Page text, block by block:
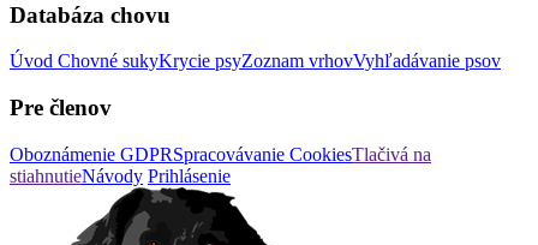
Databáza chovu
Úvod Chovné sukyKrycie psyZoznam vrhovVyhľadávanie psov
Pre členov
Oboznámenie GDPRSpracovávanie CookiesTlačivá na
stiahnutieNávody Prihlásenie